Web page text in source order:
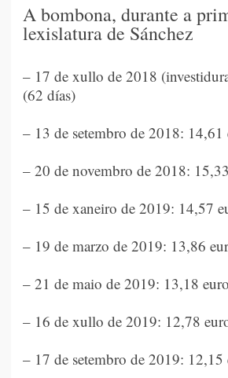
A bombona, durante a
lexislatura de Sánchez
– 17 de xullo de 2018
(62 días)
– 13 de setembro de 2018: 14,61
– 20 de novembro de 2018:
– 15 de xaneiro de 2019: 14,57
– 19 de marzo de 2019: 13,86
– 21 de maio de 2019: 13,18
– 16 de xullo de 2019: 12,78
– 17 de setembro de 2019: 12,15